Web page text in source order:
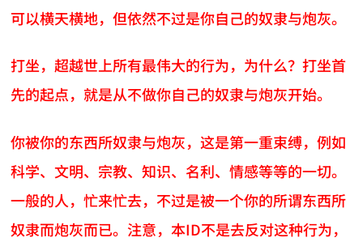
可以横天横地，但依然不过是你自己的奴隶与炮灰。
打坐，超越世上所有最伟大的行为，为什么？打坐首
先的起点，就是从不做你自己的奴隶与炮灰开始。
你被你的东西所奴隶与炮灰，这是第一重束缚，例如
科学、文明、宗教、知识、名利、情感等等的一切。
一般的人，忙来忙去，不过是被一个你的所谓东西所
奴隶而炮灰而已。注意，本ID不是去反对这种行为，